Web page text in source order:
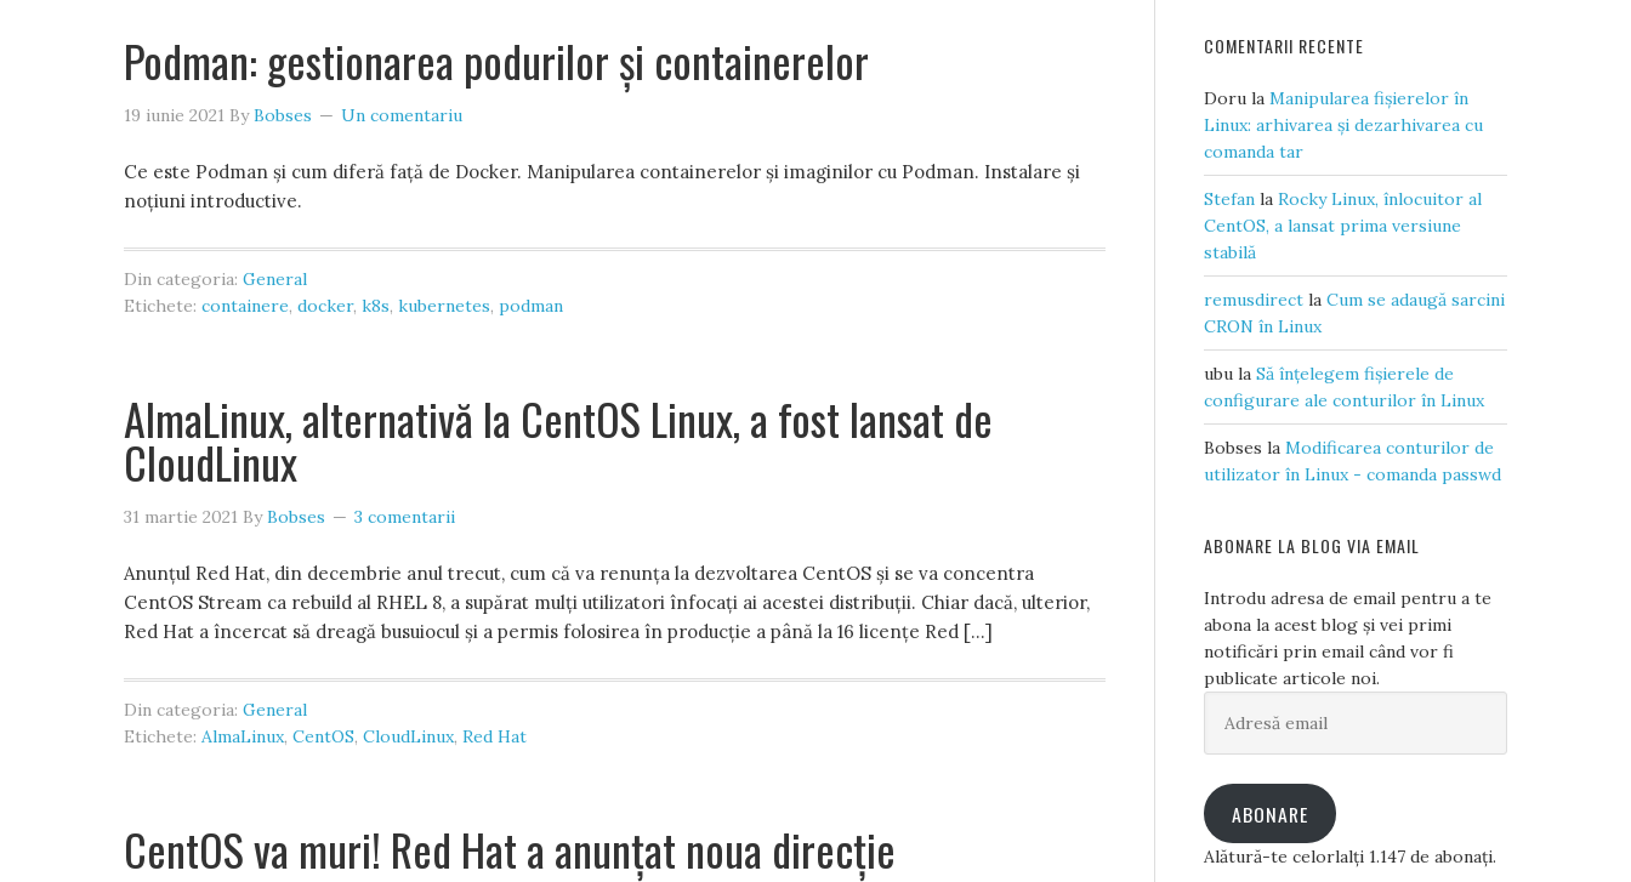
Podman: gestionarea podurilor și containerelor
19 iunie 2021 ByBobses Un comentariu
Ce este Podman și cum diferă față de Docker. Manipularea containerelor și imaginilor cu Podman. Instalare și
noțiuni introductive.
Din categoria: General
Etichete: containere, docker, k8s, kubernetes, podman
AlmaLinux, alternativă la CentOS Linux, a fost lansat de
CloudLinux
31 martie 2021 ByBobses 3 comentarii
Anunțul Red Hat, din decembrie anul trecut, cum că va renunța la dezvoltarea CentOS și se va concentra
CentOS Stream ca rebuild al RHEL 8, a supărat mulți utilizatori înfocați ai acestei distribuții. Chiar dacă, ulterior,
Red Hat a încercat să dreagă busuiocul și a permis folosirea în producție a până la 16 licențe Red […]
Din categoria: General
Etichete: AlmaLinux, CentOS, CloudLinux, Red Hat
CentOS va muri! Red Hat a anunțat noua direcție
COMENTARII RECENTE
Doru la Manipularea fișierelor în
Linux: arhivarea și dezarhivarea cu
comanda tar
Stefan la Rocky Linux, înlocuitor al
CentOS, a lansat prima versiune
stabilă
remusdirect la Cum se adaugă sarcini
CRON în Linux
ubu la Să înțelegem fișierele de
configurare ale conturilor în Linux
Bobses la Modificarea conturilor de
utilizator în Linux - comanda passwd
ABONARE LA BLOG VIA EMAIL
Introdu adresa de email pentru a te
abona la acest blog și vei primi
notificări prin email când vor fi
publicate articole noi.
email
ABONARE
Alătură-te celorlalți 1.147 de abonați.